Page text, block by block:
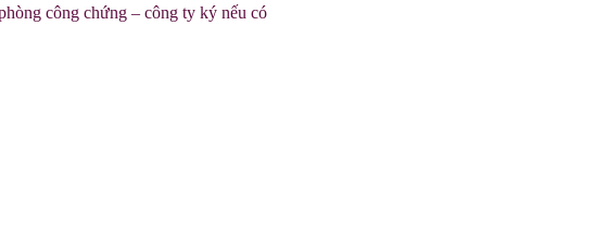
công chứng – công ty ký nếu có